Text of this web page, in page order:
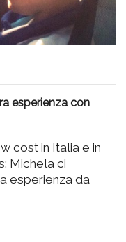
esperienza con
cost in Italia e in
Michela ci
esperienza da